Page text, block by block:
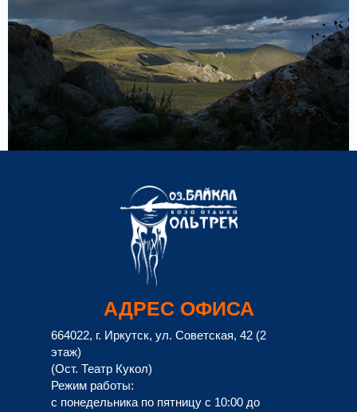
АДРЕС ОФИСА
АДРЕС БАЗЫ ОТДЫХА
664022, г. Иркутск, ул. Советская, 42 (2
Режим работы:
с понедельника по пятницу с 10:00 до
8 (3952) 755–879
8 (3952) 671-032
8 (901) 663-03-83
oltrek2011@yandex.ru